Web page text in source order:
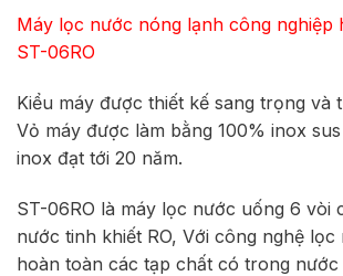
Máy lọc nước nóng lạnh công nghiệp
ST-06RO
Kiểu máy được thiết kế sang trọng và
Vỏ máy được làm bằng 100% inox
inox đạt tới 20 năm.
ST-06RO là máy lọc nước uống 6 vòi
nước tinh khiết RO, Với công nghệ lọc
hoàn toàn các tạp chất có trong nước